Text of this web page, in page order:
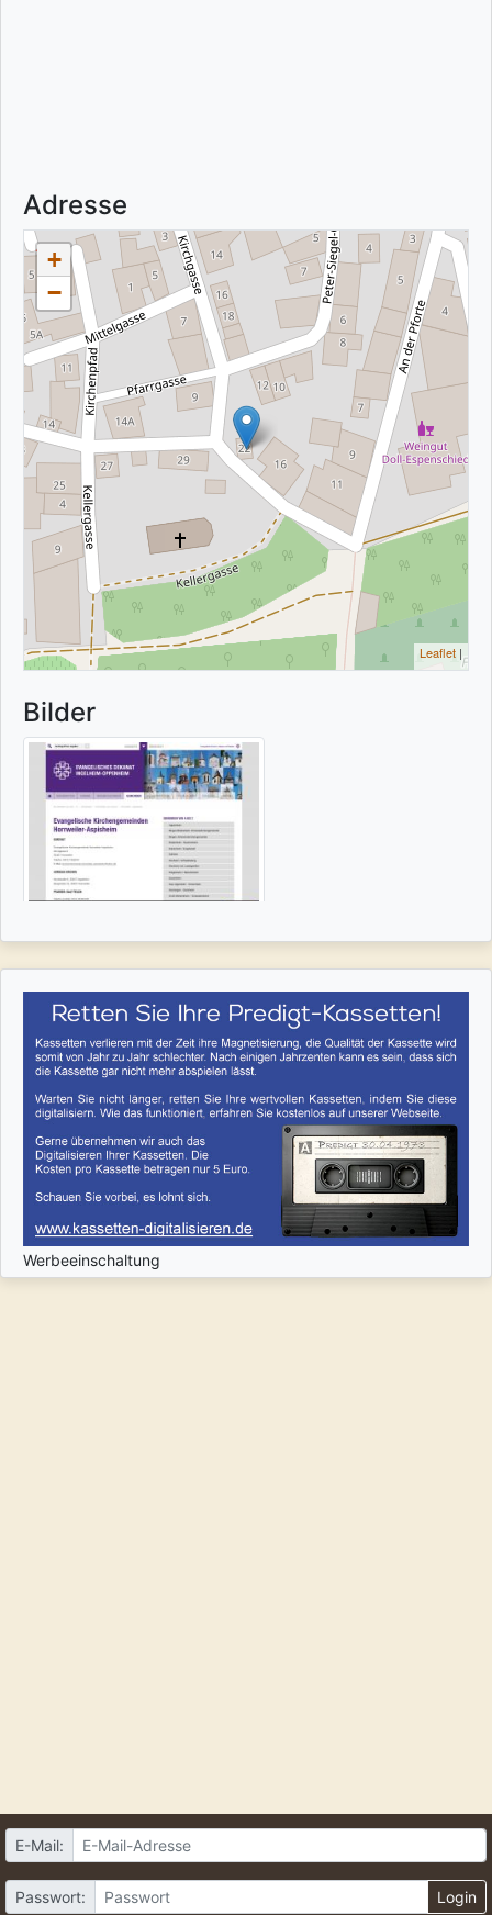
Adresse
+
−
Leaflet |
Bilder
Werbeeinschaltung
E-Mail:
Passwort: Login